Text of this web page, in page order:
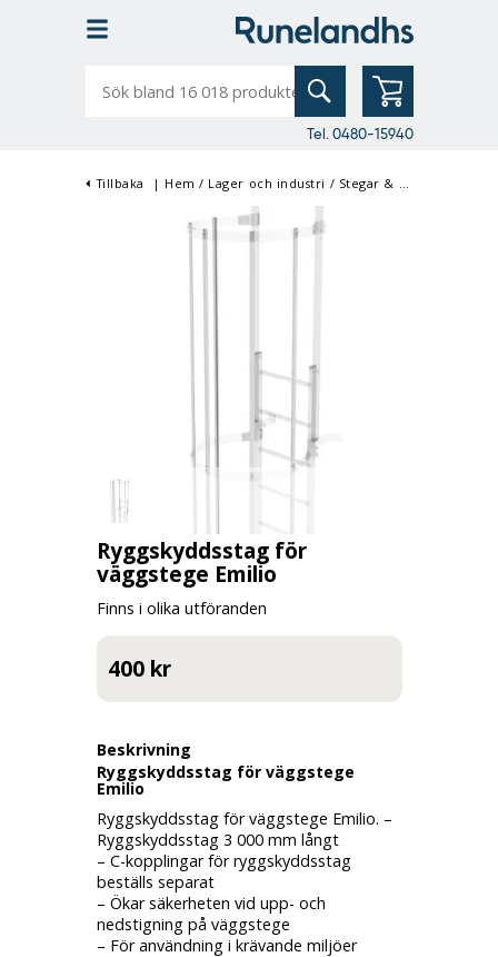
bland
Tel. 0480-15940
Tillbaka | Hem / Lager och industri / Stegar & Aluminiumställningar
Ryggskyddsstag för
väggstege Emilio
Finns i olika utföranden
400 kr
Beskrivning
Ryggskyddsstag för väggstege
Emilio
Ryggskyddsstag för väggstege Emilio. –
Ryggskyddsstag 3 000 mm långt
– C-kopplingar för ryggskyddsstag
beställs separat
– Ökar säkerheten vid upp- och
nedstigning på väggstege
– För användning i krävande miljöer